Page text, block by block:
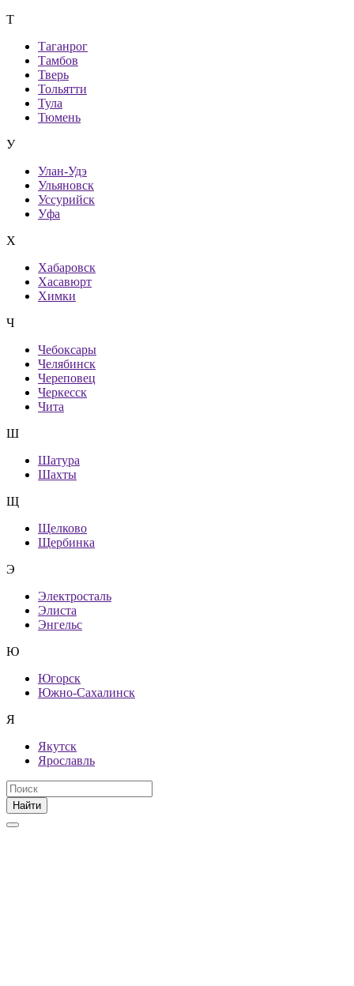
Т
Таганрог
Тамбов
Тверь
Тольятти
Тула
Тюмень
У
Улан-Удэ
Ульяновск
Уссурийск
Уфа
Х
Хабаровск
Хасавюрт
Химки
Ч
Чебоксары
Челябинск
Череповец
Черкесск
Чита
Ш
Шатура
Шахты
Щ
Щелково
Щербинка
Э
Электросталь
Элиста
Энгельс
Ю
Югорск
Южно-Сахалинск
Я
Якутск
Ярославль
Найти